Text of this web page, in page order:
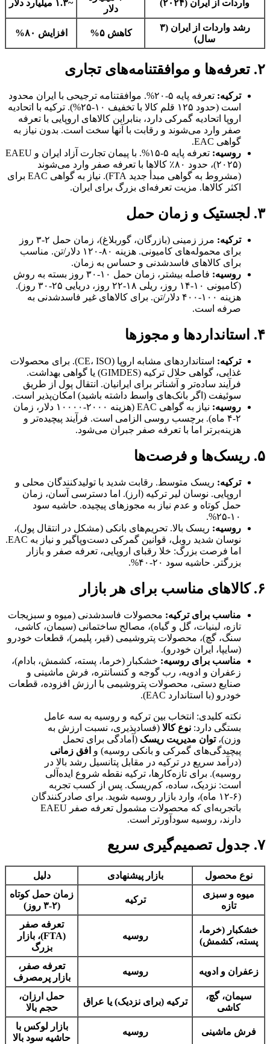
واردات از ایران (۲۰۲۴)
دلار
~۱.۳ میلیارد دلار
رشد واردات از ایران (۳
سال)
کاهش ۵% افزایش ۸۰%
۲. تعرفه‌ها و موافقتنامه‌های تجاری
ترکیه:
تعرفه پایه ۵-۲۰%. موافقتنامه ترجیحی با ایران محدود
است (حدود ۱۲۵ قلم کالا با تخفیف ۱۰-۲۵%). ترکیه با اتحادیه
اروپا اتحادیه گمرکی دارد، بنابراین کالاهای اروپایی با تعرفه
صفر وارد می‌شوند و رقابت با آنها سخت است. بدون نیاز به
گواهی EAC.
روسیه:
تعرفه پایه ۵-۱۵%. با پیمان تجارت آزاد ایران و EAEU
(۲۰۲۵)، حدود ۸۰٪ کالاها با تعرفه صفر وارد می‌شوند
(مشروط به گواهی مبدأ جدید FTA). نیاز به گواهی EAC برای
اکثر کالاها. مزیت تعرفه‌ای بزرگ برای ایران.
۳. لجستیک و زمان حمل
ترکیه:
مرز زمینی (بازرگان، گوربلاغ)، زمان حمل ۲-۳ روز
برای محموله‌های کامیونی. هزینه ۸۰-۱۲۰ دلار/تن. مناسب
برای کالاهای فاسدشدنی و حساس به زمان.
روسیه:
فاصله بیشتر، زمان حمل ۱۰-۳۰ روز بسته به روش
(کامیونی ۱۰-۱۴ روز، ریلی ۱۸-۲۲ روز، دریایی ۲۵-۳۰ روز).
هزینه ۱۰۰-۴۰۰ دلار/تن. برای کالاهای غیر فاسدشدنی به
صرفه است.
۴. استانداردها و مجوزها
ترکیه:
استانداردهای مشابه اروپا (CE، ISO). برای محصولات
غذایی، گواهی حلال ترکیه (GIMDES) یا گواهی بهداشت.
فرآیند ساده‌تر و آشناتر برای ایرانیان. انتقال پول از طریق
سوئیفت (اگر بانک‌های واسط داشته باشید) امکان‌پذیر است.
روسیه:
نیاز به گواهی EAC (هزینه ۲۰۰۰-۱۰۰۰۰ دلار، زمان
۲-۴ ماه). برچسب روسی الزامی است. فرآیند پیچیده‌تر و
هزینه‌برتر اما با تعرفه صفر جبران می‌شود.
۵. ریسک‌ها و فرصت‌ها
ترکیه: ریسک متوسط. رقابت شدید با تولیدکنندگان محلی و
اروپایی. نوسان لیر ترکیه (ارز). اما دسترسی آسان، زمان
حمل کوتاه و عدم نیاز به مجوزهای پیچیده. حاشیه سود
۱۰-۲۵%.
روسیه: ریسک بالا. تحریم‌های بانکی (مشکل در انتقال پول)،
نوسان شدید روبل، قوانین گمرکی دست‌وپاگیر و نیاز به EAC.
اما فرصت بزرگ: خلا رقبای اروپایی، تعرفه صفر و بازار
بزرگتر. حاشیه سود ۲۰-۴۰%.
۶. کالاهای مناسب برای هر بازار
مناسب برای ترکیه: محصولات فاسدشدنی (میوه و سبزیجات
تازه، لبنیات، گل و گیاه)، مصالح ساختمانی (سیمان، کاشی،
سنگ، گچ)، محصولات پتروشیمی (قیر، پلیمر)، قطعات خودرو
(سایپا، ایران خودرو).
مناسب برای روسیه: خشکبار (خرما، پسته، کشمش، بادام)،
زعفران و ادویه، رب گوجه و کنسانتره، فرش ماشینی و
صنایع دستی، محصولات پتروشیمی با ارزش افزوده، قطعات
خودرو (با استاندارد EAC).
نکته کلیدی: انتخاب بین ترکیه و روسیه به سه عامل
بستگی دارد: نوع کالا (فسادپذیری، نسبت ارزش به
وزن)،توان مدیریت ریسک (آمادگی برای تحمل
پیچیدگی‌های گمرکی و بانکی روسیه) و افق زمانی
(درآمد سریع در ترکیه در مقابل پتانسیل رشد بالا در
روسیه). برای تازه‌کارها، ترکیه نقطه شروع ایده‌آلی
است: نزدیک، ساده، کم‌ریسک. پس از کسب تجربه
(۶-۱۲ ماه)، وارد بازار روسیه شوید. برای صادرکنندگان
باتجربه‌ای که محصولات مشمول تعرفه صفر EAEU
دارند، روسیه سودآورتر است.
۷. جدول تصمیم‌گیری سریع
نوع محصول بازار پیشنهادی
دلیل
میوه و سبزی
تازه
ترکیه
زمان حمل کوتاه
(۲-۳ روز)
خشکبار (خرما،
پسته، کشمش)
روسیه
تعرفه صفر
(FTA)، بازار
بزرگ
زعفران و ادویه روسیه
تعرفه صفر،
بازار پرمصرف
سیمان، گچ،
کاشی
ترکیه (برای نزدیک) یا عراق
حمل ارزان،
حجم بالا
فرش ماشینی روسیه
بازار لوکس با
حاشیه سود بالا